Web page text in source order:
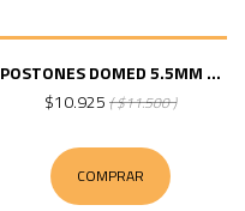
POSTONES DOMED 5.5MM ...
$10.925 ( $11.500 )
COMPRAR